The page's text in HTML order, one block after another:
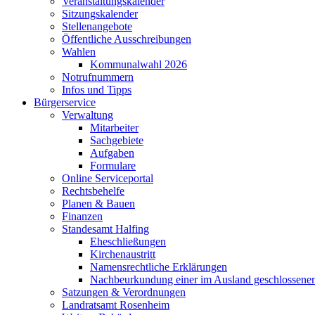
Sitzungskalender
Stellenangebote
Öffentliche Ausschreibungen
Wahlen
Kommunalwahl 2026
Notrufnummern
Infos und Tipps
Bürgerservice
Verwaltung
Mitarbeiter
Sachgebiete
Aufgaben
Formulare
Online Serviceportal
Rechtsbehelfe
Planen & Bauen
Finanzen
Standesamt Halfing
Eheschließungen
Kirchenaustritt
Namensrechtliche Erklärungen
Nachbeurkundung einer im Ausland
Satzungen & Verordnungen
Landratsamt Rosenheim